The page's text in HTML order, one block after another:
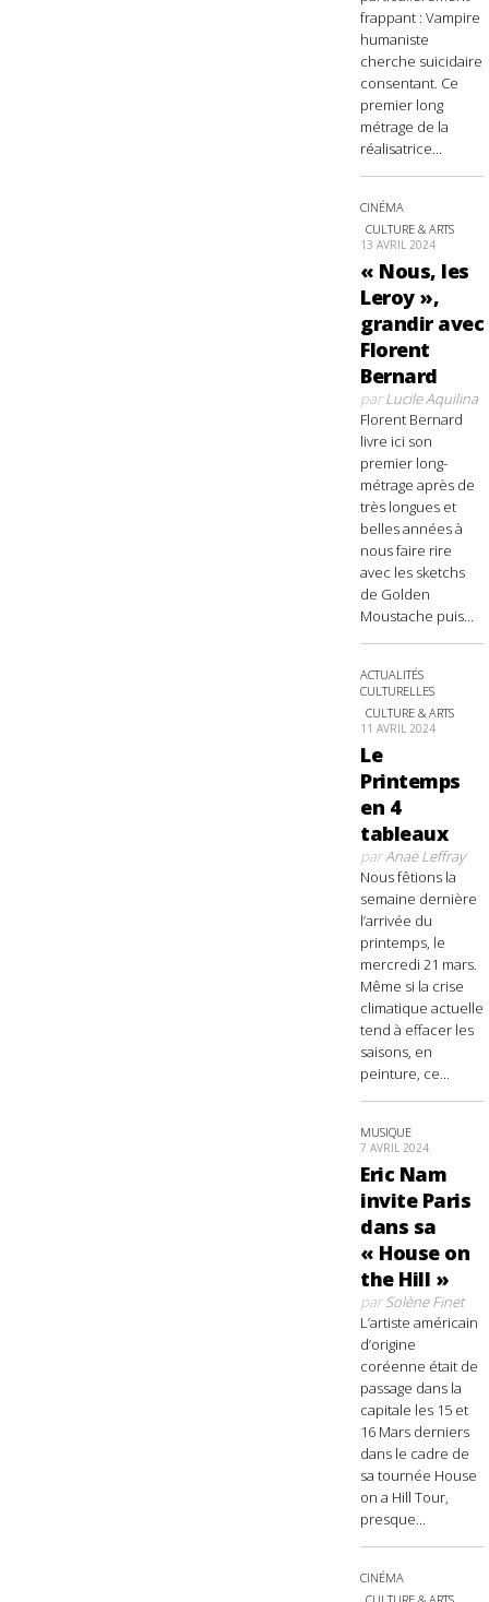
frappant : Vampire
humaniste
cherche suicidaire
consentant. Ce
premier long
métrage de la
réalisatrice...
CINÉMA
CULTURE & ARTS
13 AVRIL 2024
« Nous, les
Leroy »,
grandir avec
Florent
Bernard
parLucile Aquilina
Florent Bernard
livre ici son
premier long-
métrage après de
très longues et
belles années à
nous faire rire
avec les sketchs
de Golden
Moustache puis...
ACTUALITÉS
CULTURELLES
CULTURE & ARTS
11 AVRIL 2024
Le
Printemps
en 4
tableaux
parAnaë Leffray
Nous fêtions la
semaine dernière
l’arrivée du
printemps, le
mercredi 21 mars.
Même si la crise
climatique actuelle
tend à effacer les
saisons, en
peinture, ce...
MUSIQUE
7 AVRIL 2024
Eric Nam
invite Paris
dans sa
« House on
the Hill »
parSolène Finet
L’artiste américain
d’origine
coréenne était de
passage dans la
capitale les 15 et
16 Mars derniers
dans le cadre de
sa tournée House
on a Hill Tour,
presque...
CINÉMA